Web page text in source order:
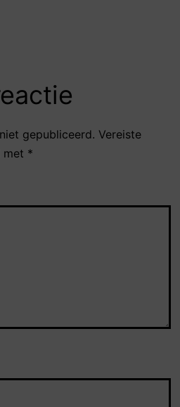
gepubliceerd. Vereiste
met *